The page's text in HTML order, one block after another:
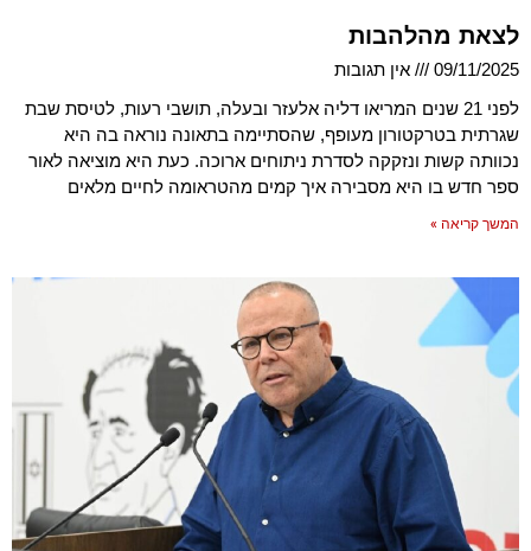
לצאת מהלהבות
09/11/2025
אין תגובות
לפני 21 שנים המריאו דליה אלעזר ובעלה, תושבי רעות, לטיסת שבת
שגרתית בטרקטורון מעופף, שהסתיימה בתאונה נוראה בה היא
נכוותה קשות ונזקקה לסדרת ניתוחים ארוכה. כעת היא מוציאה לאור
ספר חדש בו היא מסבירה איך קמים מהטראומה לחיים מלאים
המשך קריאה »